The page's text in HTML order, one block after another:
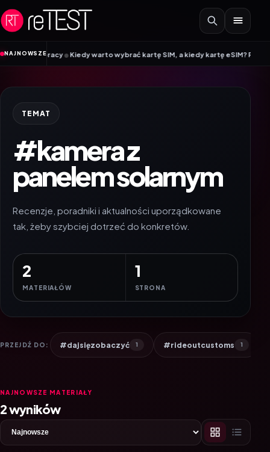
Przejdź do treści
NAJNOWSZE
pracy•Kiedy warto wybrać kartę SIM, a kiedy kartę eSIM? Poradnik Mobile
TEMAT
#kamera z
panelem solarnym
Recenzje, poradniki i aktualności uporządkowane
tak, żeby szybciej dotrzeć do konkretów.
2
MATERIAŁÓW
1
STRONA
PRZEJDŹ DO: #dajsięzobaczyć 1 #rideoutcustoms 1
NAJNOWSZE MATERIAŁY
2 wyników